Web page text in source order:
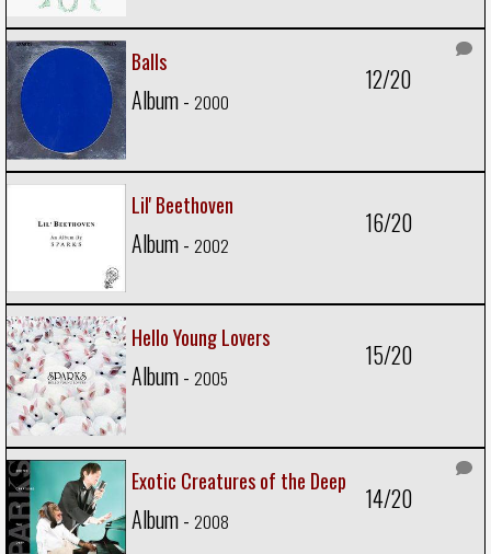
Balls
Album - 2000
12/20
Lil' Beethoven
Album - 2002
16/20
Hello Young Lovers
Album - 2005
15/20
Exotic Creatures of the Deep
Album - 2008
14/20